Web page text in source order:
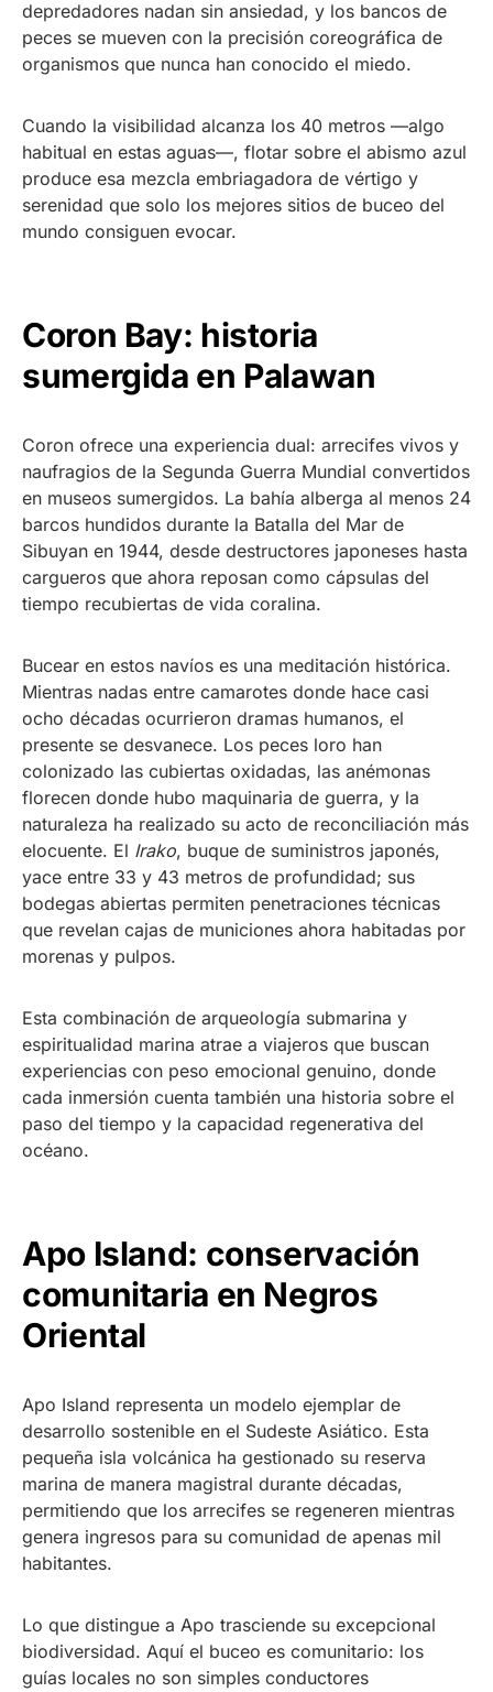
depredadores nadan sin ansiedad, y los bancos de
peces se mueven con la precisión coreográfica de
organismos que nunca han conocido el miedo.
Cuando la visibilidad alcanza los 40 metros —algo
habitual en estas aguas—, flotar sobre el abismo azul
produce esa mezcla embriagadora de vértigo y
serenidad que solo los mejores sitios de buceo del
mundo consiguen evocar.
Coron Bay: historia
sumergida en Palawan
Coron ofrece una experiencia dual: arrecifes vivos y
naufragios de la Segunda Guerra Mundial convertidos
en museos sumergidos. La bahía alberga al menos 24
barcos hundidos durante la Batalla del Mar de
Sibuyan en 1944, desde destructores japoneses hasta
cargueros que ahora reposan como cápsulas del
tiempo recubiertas de vida coralina.
Bucear en estos navíos es una meditación histórica.
Mientras nadas entre camarotes donde hace casi
ocho décadas ocurrieron dramas humanos, el
presente se desvanece. Los peces loro han
colonizado las cubiertas oxidadas, las anémonas
florecen donde hubo maquinaria de guerra, y la
naturaleza ha realizado su acto de reconciliación más
elocuente. El Irako, buque de suministros japonés,
yace entre 33 y 43 metros de profundidad; sus
bodegas abiertas permiten penetraciones técnicas
que revelan cajas de municiones ahora habitadas por
morenas y pulpos.
Esta combinación de arqueología submarina y
espiritualidad marina atrae a viajeros que buscan
experiencias con peso emocional genuino, donde
cada inmersión cuenta también una historia sobre el
paso del tiempo y la capacidad regenerativa del
océano.
Apo Island: conservación
comunitaria en Negros
Oriental
Apo Island representa un modelo ejemplar de
desarrollo sostenible en el Sudeste Asiático. Esta
pequeña isla volcánica ha gestionado su reserva
marina de manera magistral durante décadas,
permitiendo que los arrecifes se regeneren mientras
genera ingresos para su comunidad de apenas mil
habitantes.
Lo que distingue a Apo trasciende su excepcional
biodiversidad. Aquí el buceo es comunitario: los
guías locales no son simples conductores